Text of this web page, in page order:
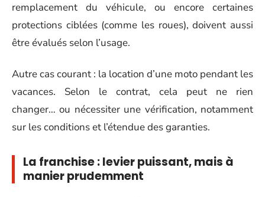
remplacement du véhicule, ou encore certaines
protections ciblées (comme les roues), doivent aussi
être évalués selon l’usage.
Autre cas courant : la location d’une moto pendant les
vacances. Selon le contrat, cela peut ne rien
changer… ou nécessiter une vérification, notamment
sur les conditions et l’étendue des garanties.
La franchise : levier puissant, mais à
manier prudemment